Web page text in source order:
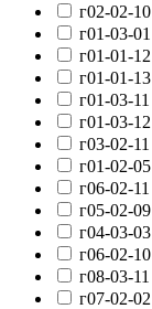
г02-02-10
г01-03-01
г01-01-12
г01-01-13
г01-03-11
г01-03-12
г03-02-11
г01-02-05
г06-02-11
г05-02-09
г04-03-03
г06-02-10
г08-03-11
г07-02-02